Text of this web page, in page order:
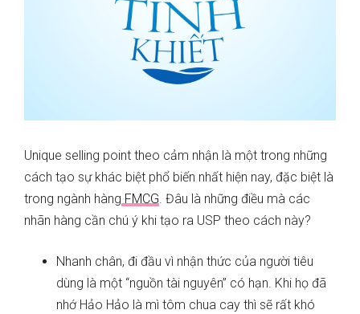
Unique selling point theo cảm nhận là một trong những
cách tạo sự khác biệt phổ biến nhất hiện nay, đặc biệt là
trong ngành hàng FMCG. Đâu là những điều mà các
nhãn hàng cần chú ý khi tạo ra USP theo cách này?
Nhanh chân, đi đầu vì nhận thức của người tiêu
dùng là một “nguồn tài nguyên” có hạn. Khi họ đã
nhớ Hảo Hảo là mì tôm chua cay thì sẽ rất khó